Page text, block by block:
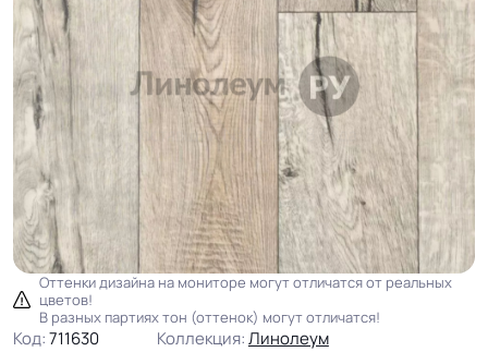
Оттенки дизайна на мониторе могут отличатся от реальных
цветов!
В разных партиях тон (оттенок) могут отличатся!
Код:711630 Коллекция:Линолеум